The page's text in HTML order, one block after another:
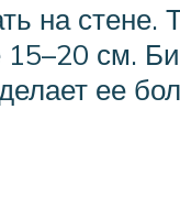
на
см.
ее